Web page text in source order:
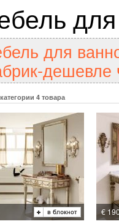
для
дешевле
4 товара
€